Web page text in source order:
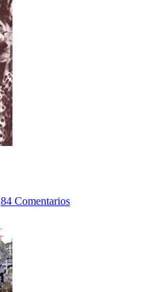
84 Comentarios